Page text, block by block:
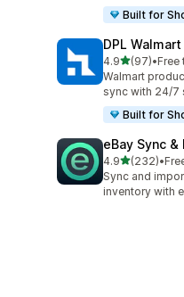
Built for
DPL
4.95つ星中
(97)
合計レビュー数
•Free
Walmart
sync with 24/7
Built for
eBay Sync
4.95つ星中
(232)
合計レビュー数
•
Sync and
inventory with